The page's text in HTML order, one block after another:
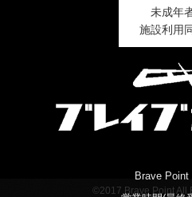
Brave Point
未成年
施設利用
©2017 Brave Point All